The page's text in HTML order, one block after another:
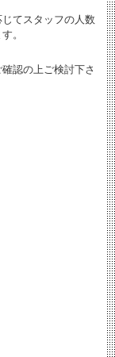
てスタッフの人数
。
認の上ご検討下さ